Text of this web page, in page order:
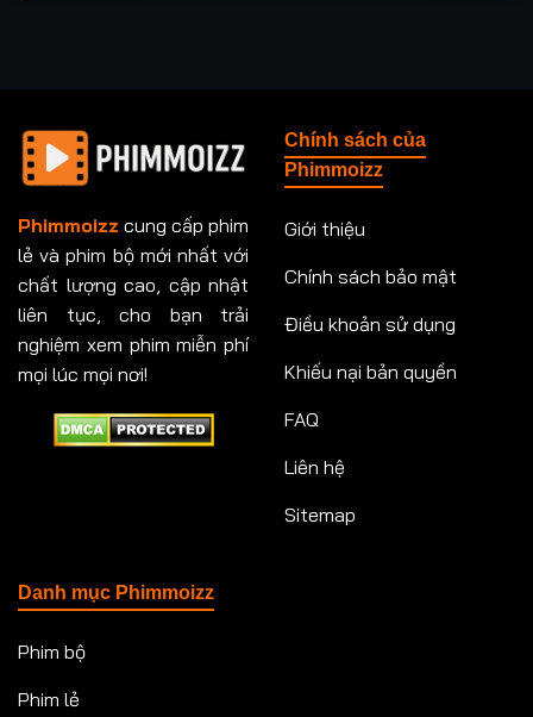
Phimmoizz cung cấp phim
lẻ và phim bộ mới nhất với
chất lượng cao, cập nhật
liên tục, cho bạn trải
nghiệm xem phim miễn phí
mọi lúc mọi nơi!
Chính sách của
Phimmoizz
Giới thiệu
Chính sách bảo mật
Điều khoản sử dụng
Khiếu nại bản quyền
FAQ
Liên hệ
Sitemap
Danh mục Phimmoizz
Phim bộ
Phim lẻ